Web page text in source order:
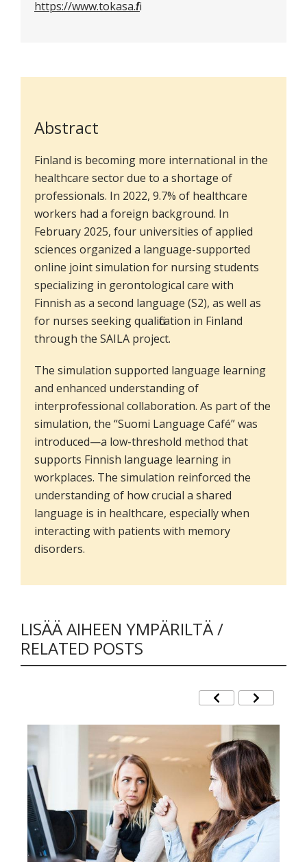
https://www.tokasa.fi/
Abstract
Finland is becoming more international in the
healthcare sector due to a shortage of
professionals. In 2022, 9.7% of healthcare
workers had a foreign background. In
February 2025, four universities of applied
sciences organized a language-supported
online joint simulation for nursing students
specializing in gerontological care with
Finnish as a second language (S2), as well as
for nurses seeking qualification in Finland
through the SAILA project.
The simulation supported language learning
and enhanced understanding of
interprofessional collaboration. As part of the
simulation, the “Suomi Language Café” was
introduced—a low-threshold method that
supports Finnish language learning in
workplaces. The simulation reinforced the
understanding of how crucial a shared
language is in healthcare, especially when
interacting with patients with memory
disorders.
LISÄÄ AIHEEN YMPÄRILTÄ /
RELATED POSTS